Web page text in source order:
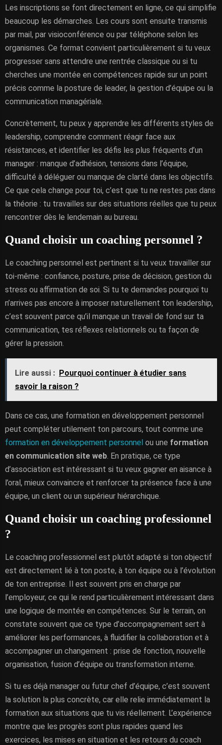
Les inscriptions se font directement en ligne, ce qui simplifie
beaucoup les démarches. Les cours sont ensuite transmis
par mail, par visioconférence ou par téléphone selon les
organismes. Ce format convient particulièrement si tu veux
progresser sans attendre une rentrée classique ou si tu
cherches une montée en compétences rapide sur un point
précis comme la posture de leader, la gestion d’équipe ou la
communication managériale.
Concrètement, tu peux y apprendre les différents styles de
leadership, comprendre comment réagir face aux
résistances, et identifier les défis les plus fréquents d’un
manager : manque d’adhésion, tensions dans l’équipe,
difficulté à déléguer ou manque de clarté dans les objectifs.
Ce que cela change pour toi, c’est que tu ne restes pas dans
la théorie : tu travailles sur des situations réelles que tu peux
rencontrer dès le lendemain au bureau.
Quand choisir un coaching personnel ?
Le coaching personnel est pertinent si tu veux travailler sur
toi-même : confiance, posture, prise de décision, gestion du
stress ou affirmation de soi. Si tu te demandes pourquoi tu
n’arrives pas encore à imposer naturellement ton leadership,
c’est souvent parce qu’il manque un travail de fond sur ta
communication, tes réflexes relationnels ou ta façon de
gérer la pression.
Lire aussi : Pourquoi continuer à étudier sans
savoir la raison ?
Dans ce cas, une formation en développement personnel
peut compléter utilement ton parcours, tout comme une
formation en développement personnel ou une formation
en communication site web. En pratique, ce type
d’association est intéressant si tu veux gagner en aisance à
l’oral, mieux convaincre et renforcer ta présence face à une
équipe, un client ou un supérieur hiérarchique.
Quand choisir un coaching professionnel
?
Le coaching professionnel est plutôt adapté si ton objectif
est directement lié à ton poste, à ton équipe ou à l’évolution
de ton entreprise. Il est souvent pris en charge par
l’employeur, ce qui le rend particulièrement intéressant dans
une logique de montée en compétences. Sur le terrain, on
constate souvent que ce type d’accompagnement sert à
améliorer les performances, à fluidifier la collaboration et à
accompagner un changement : prise de fonction, nouvelle
organisation, fusion d’équipe ou transformation interne.
Si tu es déjà manager ou futur chef d’équipe, c’est souvent
la solution la plus concrète, car elle relie immédiatement la
formation aux situations que tu vis réellement. L’expérience
montre que les progrès sont plus rapides quand les
exercices, les mises en situation et les retours du coach